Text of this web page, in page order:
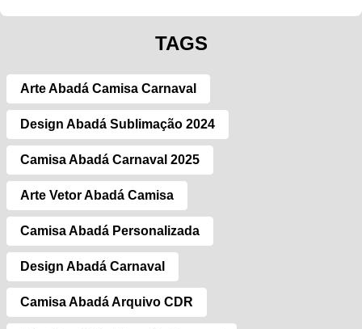
TAGS
Arte Abadá Camisa Carnaval
Design Abadá Sublimação 2024
Camisa Abadá Carnaval 2025
Arte Vetor Abadá Camisa
Camisa Abadá Personalizada
Design Abadá Carnaval
Camisa Abadá Arquivo CDR